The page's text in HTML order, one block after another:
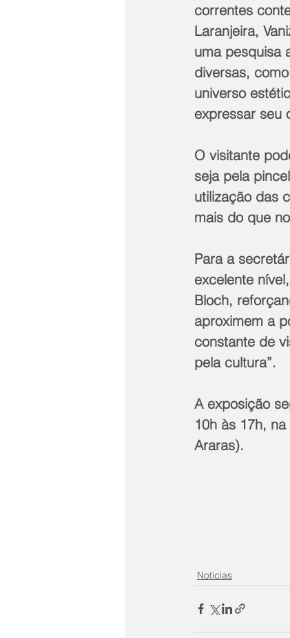
correntes
Laranjeira,
uma pesquisa
diversas,
universo
expressar seu
O visitante
seja pela
utilização das
mais do que
Para a
excelente
Bloch,
aproximem a
constante de
pela cultura”.
A exposição
10h às 17h,
Araras).
Notícias